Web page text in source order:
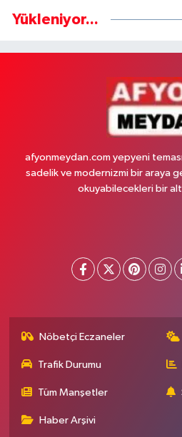
Yükleniyor...
afyonmeydan.com yepyeni
sadelik ve modernizmi bir araya
okuyabilecekleri bir
Nöbetçi Eczaneler
Trafik Durumu
Tüm Manşetler
Haber Arşivi